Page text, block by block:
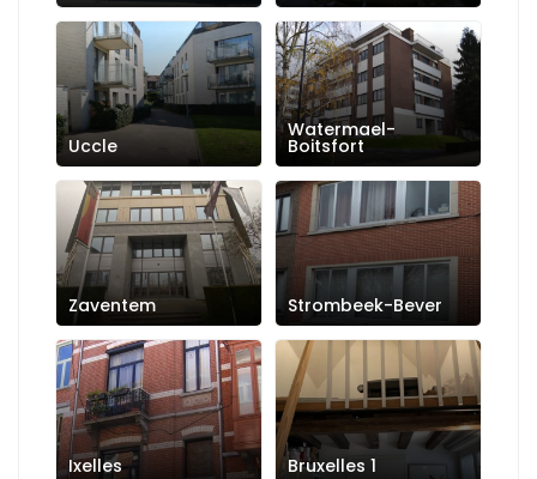
Uccle
Watermael-
Boitsfort
Zaventem Strombeek-Bever
Ixelles Bruxelles 1